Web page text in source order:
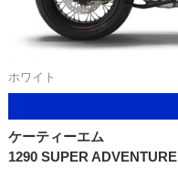
ホワイト
ケーティーエム
1290 SUPER ADVENTURE